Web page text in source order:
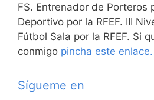
FS. Entrenador de Porteros
Deportivo por la RFEF. III
Fútbol Sala por la RFEF. Si
conmigo pincha este enlace.
Sígueme en